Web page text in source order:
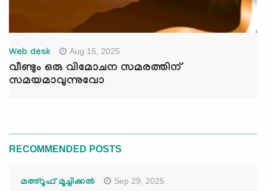
Web desk Aug 15, 2025
വീണ്ടും ഒരു വിമോചന സമരത്തിന്
സമയമാവുന്നുവോ
RECOMMENDED POSTS
മഅ്റൂഫ് മൂച്ചിക്കല്‍ Sep 29, 2025